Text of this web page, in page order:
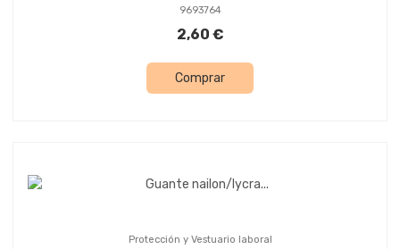
9693764
2,60 €
Comprar
Protección y Vestuario laboral